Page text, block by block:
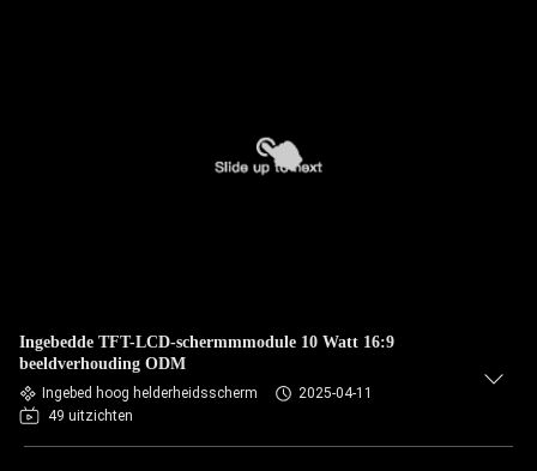
Ingebedde TFT-LCD-schermmmodule 10 Watt 16:9
beeldverhouding ODM
Ingebed hoog helderheidsscherm
2025-04-11
49 uitzichten